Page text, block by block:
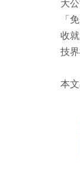
大
「
收
技界
本